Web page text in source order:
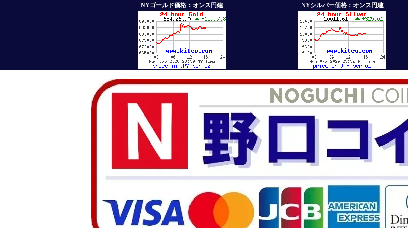
NYゴールド価格：オンス円建 NYシルバー価格：オンス円建